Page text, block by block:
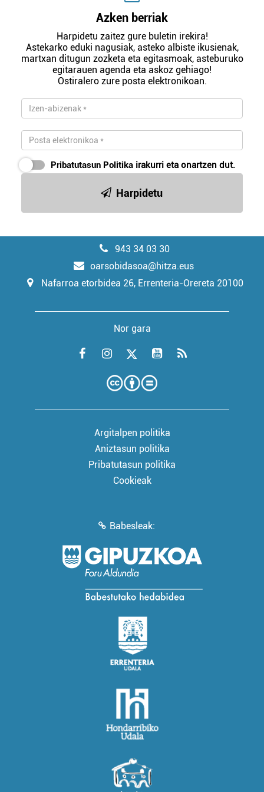
Azken berriak
Harpidetu zaitez gure buletin irekira!
Astekarko eduki nagusiak, asteko albiste ikusienak,
martxan ditugun zozketa eta egitasmoak, asteburuko
egitarauen agenda eta askoz gehiago!
Ostiralero zure posta elektronikoan.
Pribatutasun Politika irakurri eta onartzen dut.
Harpidetu
943 34 03 30
oarsobidasoa@hitza.eus
Nafarroa etorbidea 26, Errenteria-Orereta 20100
Nor gara
Argitalpen politika
Aniztasun politika
Pribatutasun politika
Cookieak
Babesleak: